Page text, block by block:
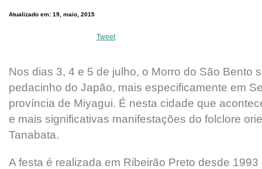
Atualizado em: 19, maio, 2015
Tweet
Nos dias 3, 4 e 5 de julho, o Morro do São Bento
pedacinho do Japão, mais especificamente em
província de Miyagui. É nesta cidade que
e mais significativas manifestações do folclore
Tanabata.
A festa é realizada em Ribeirão Preto desde